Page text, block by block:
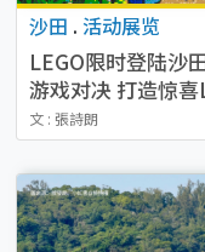
沙田 . 活动展览
LEGO限时登陆沙
游戏对决 打造惊
文 : 張詩朗